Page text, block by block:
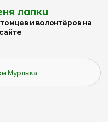
лапки
и волонтёров на
Мурлыка